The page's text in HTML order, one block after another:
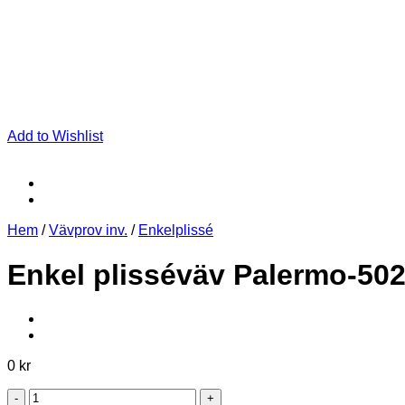
Add to Wishlist
Hem / Vävprov inv. / Enkelplissé
Enkel plisséväv Palermo-
0 kr
Enkel